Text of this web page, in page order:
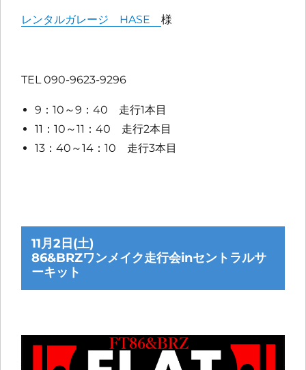
レンタルガレージ HASE 様
TEL 090-9623-9296
9：10～9：40 走行1本目
11：10～11：40 走行2本目
13：40～14：10 走行3本目
11月2日(土)
86&BRZワンメイク走行会inセントラルサ
ーキット